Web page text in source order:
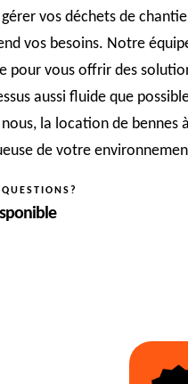
vos déchets de
vos besoins. Notre
pour vous offrir des
aussi fluide que
la location de bennes
de votre
QUESTIONS?